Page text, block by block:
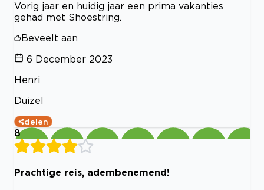
Vorig jaar en huidig jaar een prima vakanties
gehad met Shoestring.
Beveelt aan
6 December 2023
Henri
Duizel
delen
8
Prachtige reis, adembenemend!